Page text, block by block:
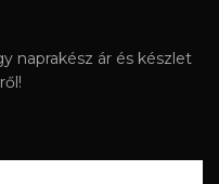
naprakész ár és készlet